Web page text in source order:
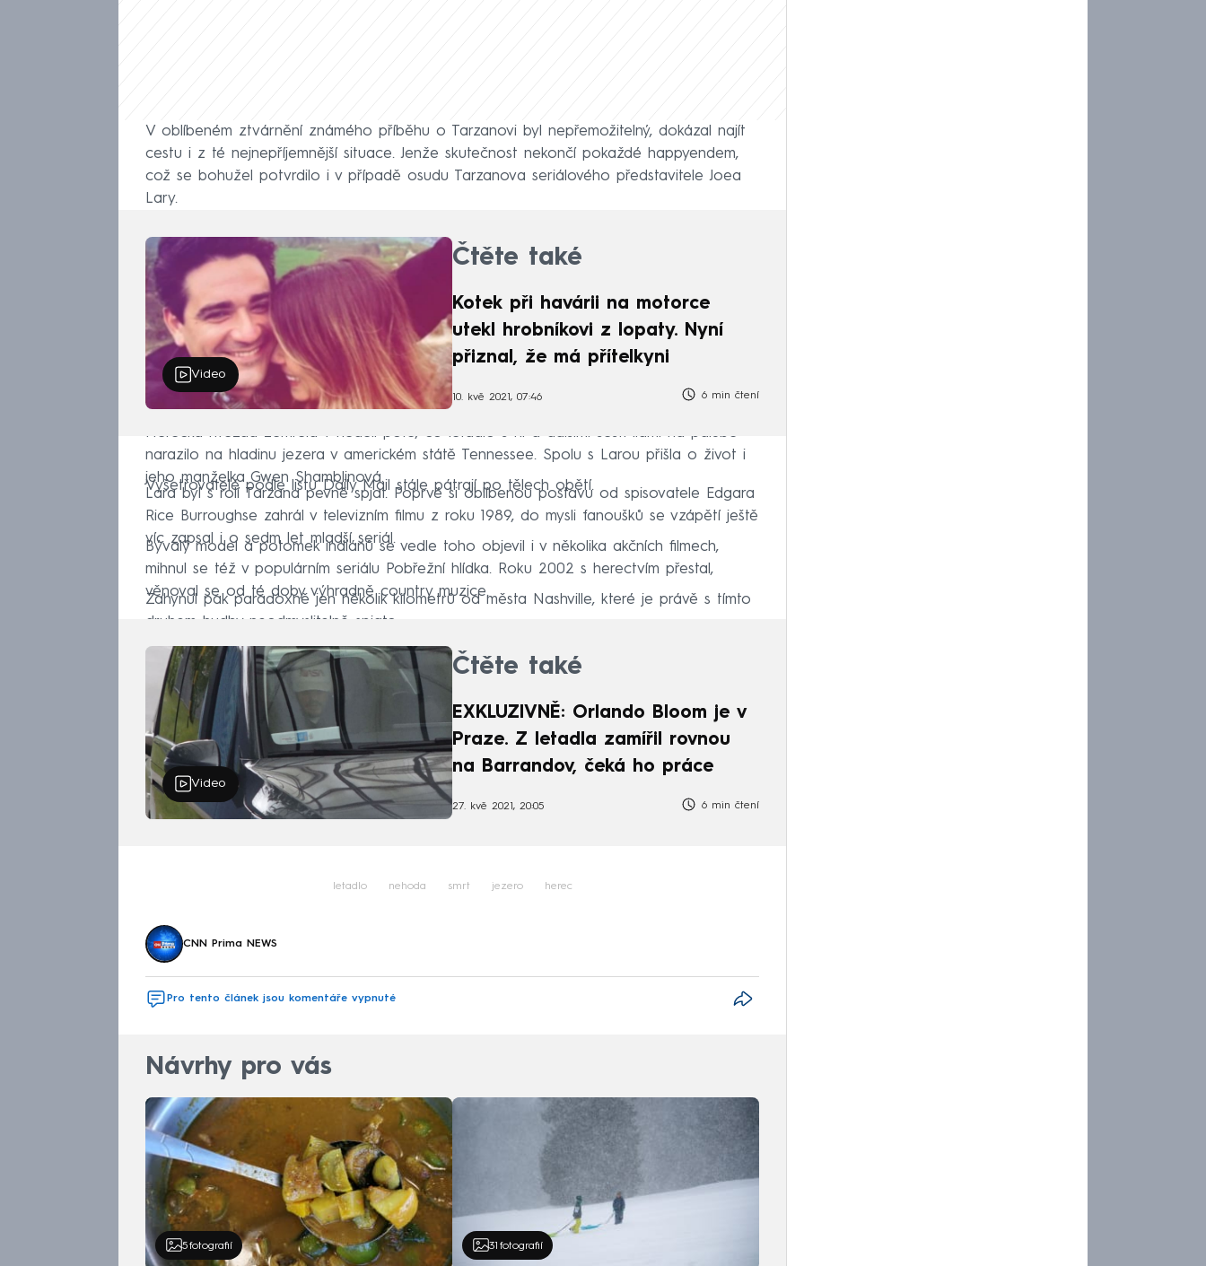
V oblíbeném ztvárnění známého příběhu o Tarzanovi byl nepřemožitelný, dokázal najít
cestu i z té nejnepříjemnější situace. Jenže skutečnost nekončí pokaždé happyendem,
což se bohužel potvrdilo i v případě osudu Tarzanova seriálového představitele Joea
Lary.
Video
Čtěte také
Kotek při havárii na motorce
utekl hrobníkovi z lopaty. Nyní
přiznal, že má přítelkyni
10. kvě 2021, 07:46 6 min čtení
Herecká hvězda zemřela v neděli poté, co letadlo s ní a dalšími šesti lidmi na palubě
narazilo na hladinu jezera v americkém státě Tennessee. Spolu s Larou přišla o život i
jeho manželka Gwen Shamblinová.
Vyšetřovatelé podle listu Daily Mail stále pátrají po tělech obětí.
Lara byl s rolí Tarzana pevně spjat. Poprvé si oblíbenou postavu od spisovatele Edgara
Rice Burroughse zahrál v televizním filmu z roku 1989, do mysli fanoušků se vzápětí ještě
víc zapsal i o sedm let mladší seriál.
Bývalý model a potomek indiánů se vedle toho objevil i v několika akčních filmech,
mihnul se též v populárním seriálu Pobřežní hlídka. Roku 2002 s herectvím přestal,
věnoval se od té doby výhradně country muzice.
Zahynul pak paradoxně jen několik kilometrů od města Nashville, které je právě s tímto
druhem hudby neodmyslitelně spjato.
Video
Čtěte také
EXKLUZIVNĚ: Orlando Bloom je v
Praze. Z letadla zamířil rovnou
na Barrandov, čeká ho práce
27. kvě 2021, 20:05 6 min čtení
letadlo nehoda smrt jezero herec
CNN Prima NEWS
Pro tento článek jsou komentáře vypnuté
Návrhy pro vás
5 fotografií 31 fotografií